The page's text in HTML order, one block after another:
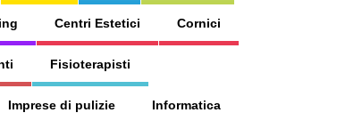
Centri Estetici Cornici
Fisioterapisti
Imprese di pulizie Informatica